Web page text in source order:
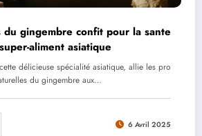
du gingembre confit pour la sante
aliment asiatique
délicieuse spécialité asiatique, allie les pro
du gingembre aux…
6 Avril 2025